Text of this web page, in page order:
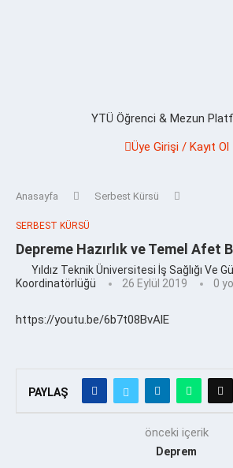
YTÜ Öğrenci & Mezun
Üye Girişi / Kayıt Ol
Anasayfa Serbest Kürsü
SERBEST KÜRSÜ
Depreme Hazırlık ve Temel Afet
Yıldız Teknik Üniversitesi İş Sağlığı Ve
Koordinatörlüğü
26 Eylül 2019 0
https://youtu.be/6b7t08BvAlE
PAYLAŞ
önceki içerik
Deprem